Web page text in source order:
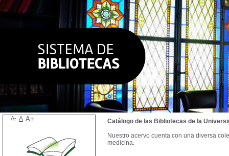
Catálogo de las Bibliotecas de la
Nuestro acervo cuenta con una diversa
medicina.
A- A A+